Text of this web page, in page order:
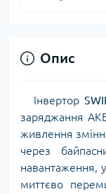
Опис
Інвертор
заряджання
живлення
через
навантаження,
миттєво